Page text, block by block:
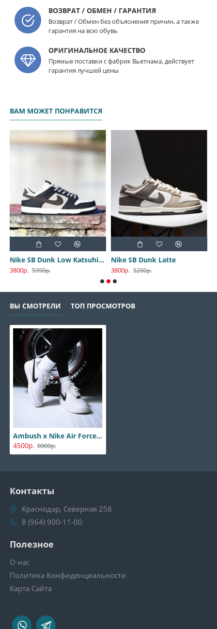
ВОЗВРАТ / ОБМЕН / ГАРАНТИЯ
Возврат / Обмен без объяснения причин, а также
гарантия на всю обувь
ОРИГИНАЛЬНОЕ КАЧЕСТВО
Прямые поставки с фабрик Вьетнама, действует
гарантия лучшей цены
ВАМ МОЖЕТ ПОНРАВИТСЯ
Nike SB Dunk Low Katsuhiro Otomo
3800р. 5990р.
Nike SB Dunk Latte
3800р. 5200р.
ВЫ СМОТРЕЛИ ТОП ПРОСМОТРОВ
Ambush x Nike Air Force 1 Phantom
4500р. 8900р.
Контакты
Краснодар, Северная 258
8 (964) 900-11-00
Полезное
О нас
Политика Конфиденциальности
Карта Сайта